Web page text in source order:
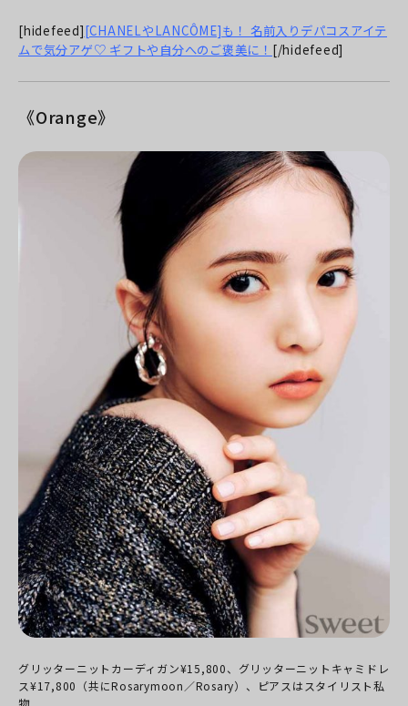
[hidefeed][CHANELやLANCÔME]も！ 名前入りデパコスアイテ
ムで気分アゲ♡ ギフトや自分へのご褒美に！ [/hidefeed]
《Orange》
グリッターニットカーディガン¥15,800、グリッターニットキャミドレ
ス¥17,800（共にRosarymoon／Rosary）、ピアスはスタイリスト私
物